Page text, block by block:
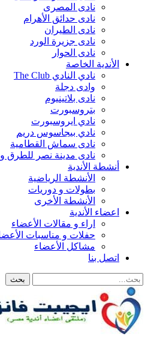
نادى المصرى
نادى حدائق الأهرام
نادى الطيران
نادى جزيرة الورد
نادى الحوار
الأندية الخاصة
نادي النادي The Club
وادى دجلة
نادى بلاتينيوم
بتروسبورت
نادي ايروسبورت
نادي بيجاسوس دريم
نادى سماش القطامية
نادى مدينة نصر للطرق
أنشطة الأندية
الأنشطة الرياضية
بطولات و دوريات
الأنشطة الأخرى
اعضاء الأندية
اراء و مقالات الأعضاء
حفلات و مناسبات
مشاكل الأعضاء
اتصل بنا